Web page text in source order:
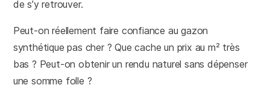
de s’y retrouver.
Peut-on réellement faire confiance au gazon
synthétique pas cher ? Que cache un prix au m² très
bas ? Peut-on obtenir un rendu naturel sans dépenser
une somme folle ?